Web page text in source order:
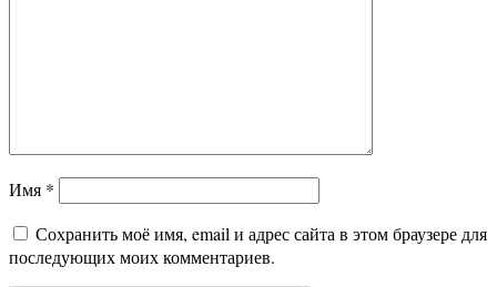
Имя *
Сохранить моё имя, email и адрес сайта в этом браузере для
последующих моих комментариев.